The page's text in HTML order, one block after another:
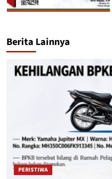
Berita Lainnya
PERISTIWA